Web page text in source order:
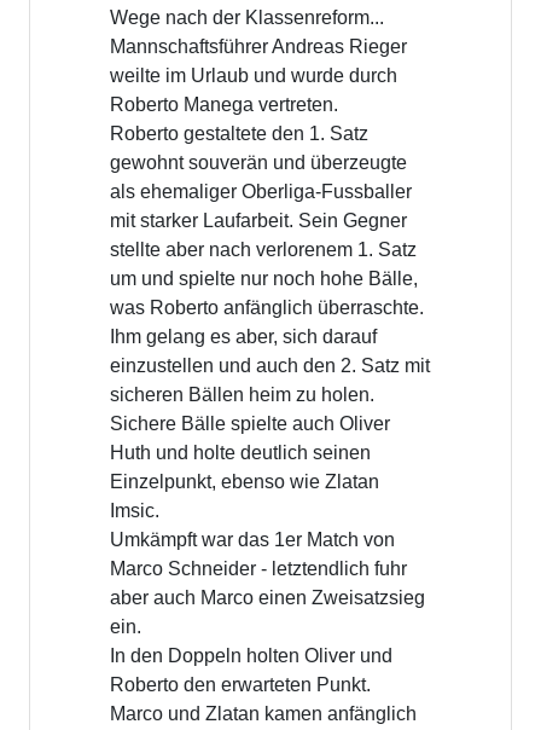
Wege nach der Klassenreform...
Mannschaftsführer Andreas Rieger
weilte im Urlaub und wurde durch
Roberto Manega vertreten.
Roberto gestaltete den 1. Satz
gewohnt souverän und überzeugte
als ehemaliger Oberliga-Fussballer
mit starker Laufarbeit. Sein Gegner
stellte aber nach verlorenem 1. Satz
um und spielte nur noch hohe Bälle,
was Roberto anfänglich überraschte.
Ihm gelang es aber, sich darauf
einzustellen und auch den 2. Satz mit
sicheren Bällen heim zu holen.
Sichere Bälle spielte auch Oliver
Huth und holte deutlich seinen
Einzelpunkt, ebenso wie Zlatan
Imsic.
Umkämpft war das 1er Match von
Marco Schneider - letztendlich fuhr
aber auch Marco einen Zweisatzsieg
ein.
In den Doppeln holten Oliver und
Roberto den erwarteten Punkt.
Marco und Zlatan kamen anfänglich